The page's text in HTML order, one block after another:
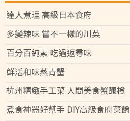
達人煮理 高級日本食府
多變辣味 嘗不一樣的川菜
百分百純素 吃過返尋味
鮮活和味蒸青蟹
杭州精緻手工菜 人間美食蟹釀橙
煮食神器好幫手 DIY高級食府菜餚